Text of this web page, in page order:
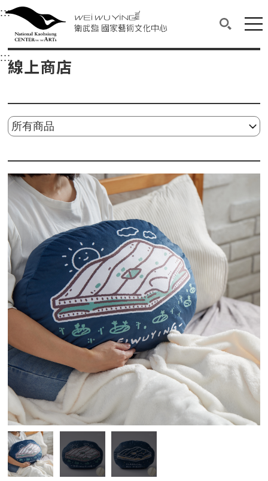
衛武營國家藝術文化中心
中央內容區塊，為本頁主要內容區。
:::選單連結區塊，此區塊列有本網站主要連結。
衛武營國家藝術文化中心
搜尋(開
網
:::中央內容區塊，為本頁主要內容區。
線上商店
請選擇